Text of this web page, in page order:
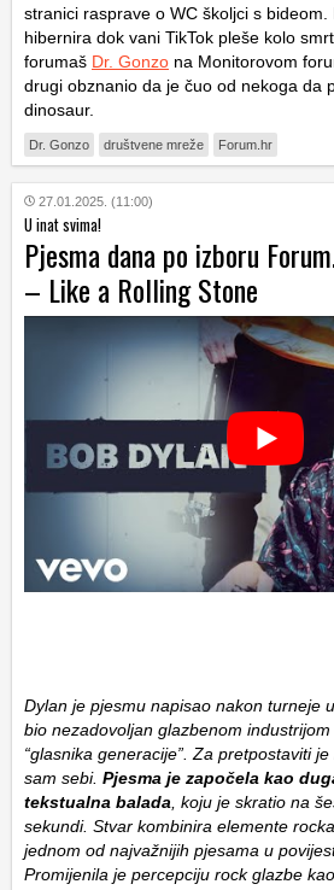
stranici rasprave o WC školjci s
hibernira dok vani TikTok pleše kolo
forumaš Dr. Gonzo na Monitorovom
drugi obznanio da je čuo od nekoga da
dinosaur.
Dr. Gonzo društvene mreže Forum.hr
27.01.2025. (11:00)
U inat svima!
Pjesma dana po izboru
– Like a Rolling Stone
Dylan je pjesmu napisao nakon turneje
bio nezadovoljan glazbenom
“glasnika generacije”. Za pretpostaviti
sam sebi. Pjesma je započela kao
tekstualna balada , koju je skratio na
sekundi. Stvar kombinira elemente
jednom od najvažnijih pjesama u
Promijenila je percepciju rock glazbe